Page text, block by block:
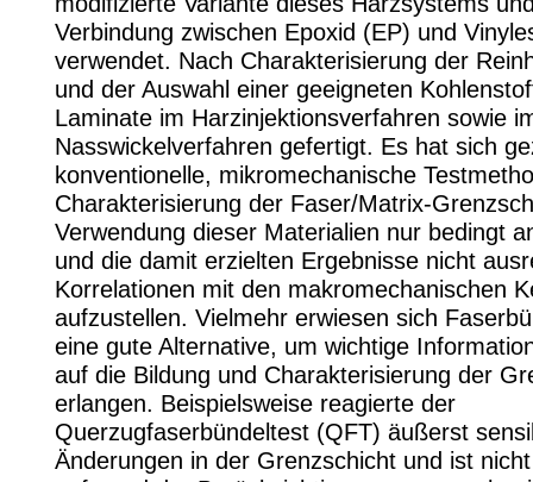
Verbindung zwischen Epoxid (EP) und
verwendet. Nach Charakterisierung der
und der Auswahl einer geeigneten
Laminate im Harzinjektionsverfahren sowie
Nasswickelverfahren gefertigt. Es hat sich
konventionelle, mikromechanische
Charakterisierung der Faser/Matrix-
Verwendung dieser Materialien nur bedingt
und die damit erzielten Ergebnisse nicht
Korrelationen mit den makromechanischen
aufzustellen. Vielmehr erwiesen sich
eine gute Alternative, um wichtige
auf die Bildung und Charakterisierung der
erlangen. Beispielsweise reagierte der
Querzugfaserbündeltest (QFT) äußerst
Änderungen in der Grenzschicht und ist